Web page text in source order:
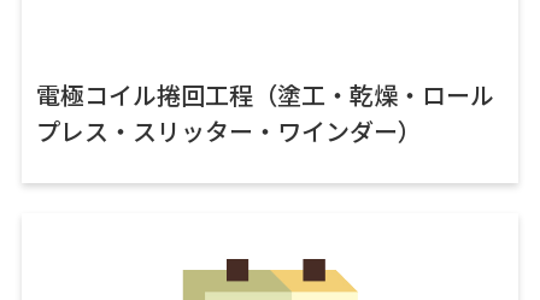
電極コイル捲回工程（塗工・乾燥・ロール
プレス・スリッター・ワインダー）